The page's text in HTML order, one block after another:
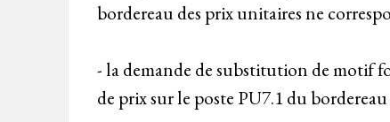
bordereau des prix unitaires ne
- la demande de substitution de motif
de prix sur le poste PU7.1 du